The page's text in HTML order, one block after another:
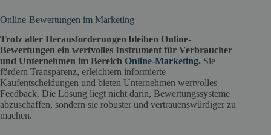
Online-Bewertungen im Marketing
Trotz aller Herausforderungen bleiben Online-
Bewertungen ein wertvolles Instrument für Verbraucher
und Unternehmen im Bereich Online-Marketing. Sie
fördern Transparenz, erleichtern informierte
Kaufentscheidungen und bieten Unternehmen wertvolles
Feedback. Die Lösung liegt nicht darin, Bewertungssysteme
abzuschaffen, sondern sie robuster und vertrauenswürdiger zu
machen.